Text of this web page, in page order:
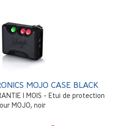
MOJO CASE BLACK
1 MOIS - Etui de protection
MOJO, noir